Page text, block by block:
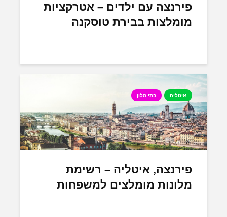
פירנצה עם ילדים – אטרקציות
מומלצות בבירת טוסקנה
איטליה בתי מלון
פירנצה, איטליה – רשימת
מלונות מומלצים למשפחות